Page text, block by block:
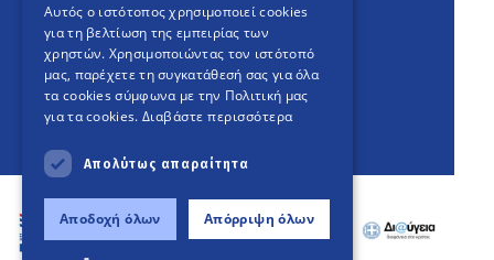
English Version
An project
Αυτός ο ιστότοπος χρησιμοποιεί cookies
για τη βελτίωση της εμπειρίας των
χρηστών. Χρησιμοποιώντας τον ιστότοπό
μας, παρέχετε τη συγκατάθεσή σας για όλα
τα cookies σύμφωνα με την Πολιτική μας
για τα cookies. Διαβάστε περισσότερα
Απολύτως απαραίτητα
Αποδοχή όλων Απόρριψη όλων